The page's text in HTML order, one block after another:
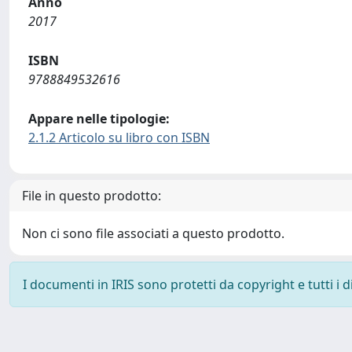
2017
ISBN
9788849532616
Appare nelle tipologie:
2.1.2 Articolo su libro con ISBN
File in questo prodotto:
Non ci sono file associati a questo prodotto.
I documenti in IRIS sono protetti da copyright e tutti i